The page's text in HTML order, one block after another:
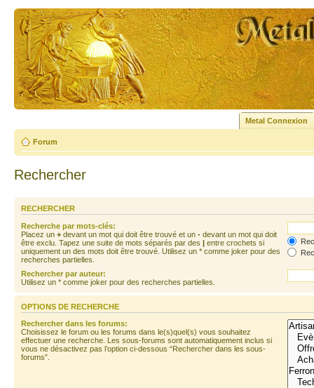
Metal Connexion
Forum
Rechercher
RECHERCHER
Recherche par mots-clés:
Placez un + devant un mot qui doit être trouvé et un - devant un mot qui doit
être exclu. Tapez une suite de mots séparés par des | entre crochets si
uniquement un des mots doit être trouvé. Utilisez un * comme joker pour des
recherches partielles.
Rechercher par auteur:
Utilisez un * comme joker pour des recherches partielles.
OPTIONS DE RECHERCHE
Rechercher dans les forums:
Choisissez le forum ou les forums dans le(s)quel(s) vous souhaitez
effectuer une recherche. Les sous-forums sont automatiquement inclus si
vous ne désactivez pas l’option ci-dessous “Rechercher dans les sous-
forums”.